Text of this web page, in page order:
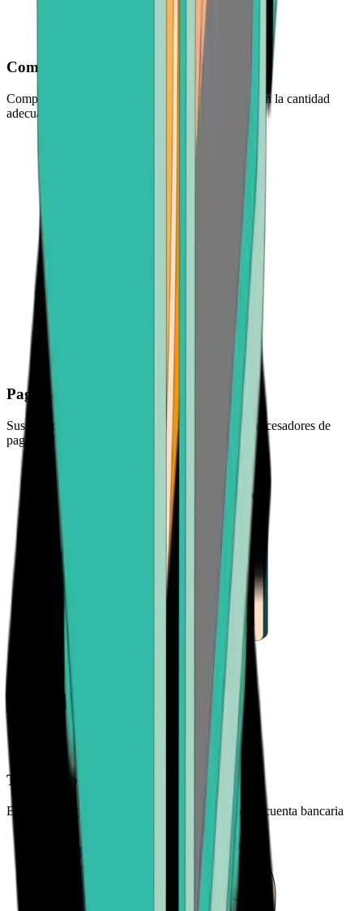
Comience con tan solo 30 dólares
Comprar criptomonedas es fácil y de bajo riesgo, en la cantidad
adecuada para usted
Pague de forma segura
Sus fondos están protegidos por los principales procesadores de
pagos del sector
Tu método de pago preferido
Elige entre tarjeta de crédito, aplicación de pago o cuenta bancaria